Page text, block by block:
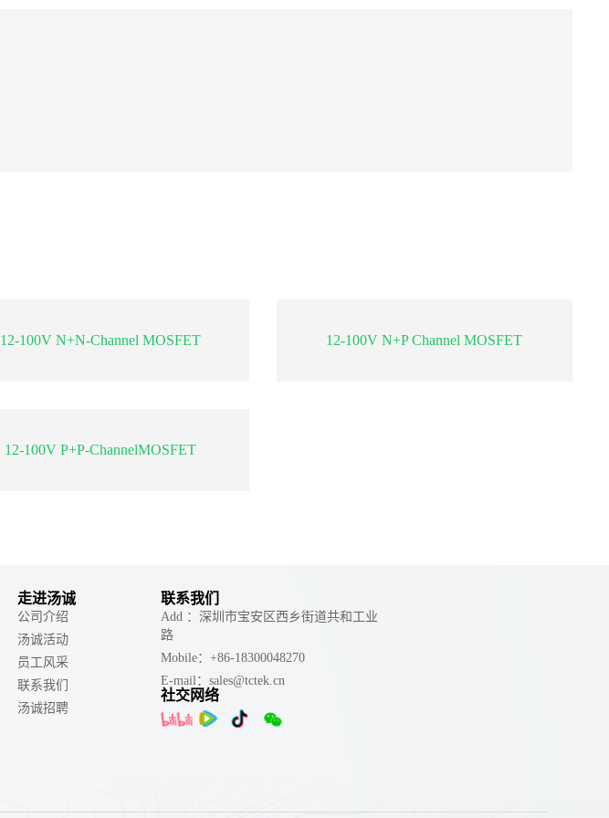
12-100V N+N-Channel MOSFET 12-100V N+P Channel MOSFET
12-100V P+P-ChannelMOSFET
走进汤诚
公司介绍
汤诚活动
员工风采
联系我们
汤诚招聘
联系我们
Add ：深圳市宝安区西乡街道共和工业
路
Mobile：+86-18300048270
E-mail：sales@tctek.cn
社交网络